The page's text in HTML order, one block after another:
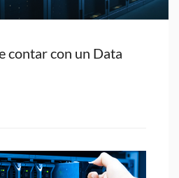
contar con un Data